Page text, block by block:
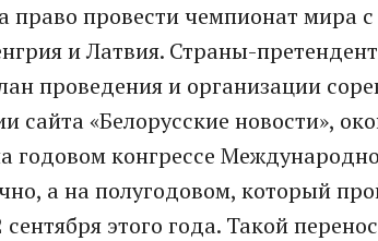
право провести чемпионат мира
и Латвия. Страны-
проведения и организации
«Белорусские новости»,
годовом конгрессе
а на полугодовом, который
этого года. Такой